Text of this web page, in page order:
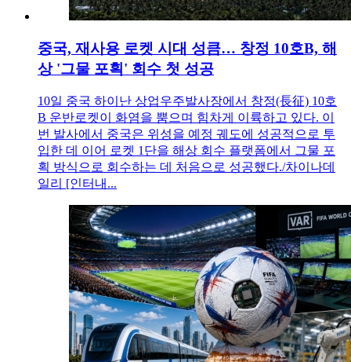
중국, 재사용 로켓 시대 성큼… 창정 10호B, 해
상 '그물 포획' 회수 첫 성공
10일 중국 하이난 상업우주발사장에서 창정(長征) 10호
B 운반로켓이 화염을 뿜으며 힘차게 이륙하고 있다. 이
번 발사에서 중국은 위성을 예정 궤도에 성공적으로 투
입한 데 이어 로켓 1단을 해상 회수 플랫폼에서 그물 포
획 방식으로 회수하는 데 처음으로 성공했다./차이나데
일리 [인터내...